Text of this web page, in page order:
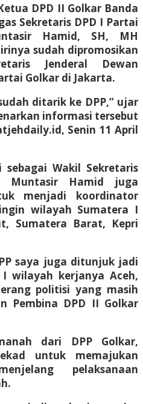
DPD II Golkar Banda
Sekretaris DPD I Partai
Hamid, SH, MH
sudah dipromosikan
Jenderal Dewan
Golkar di Jakarta.
ditarik ke DPP,” ujar
informasi tersebut
Senin 11 April
sebagai Wakil Sekretaris
Muntasir Hamid juga
menjadi koordinator
wilayah Sumatera I
Sumatera Barat, Kepri
saya juga ditunjuk jadi
wilayah kerjanya Aceh,
politisi yang masih
Pembina DPD II Golkar
dari DPP Golkar,
untuk memajukan
pelaksanaan